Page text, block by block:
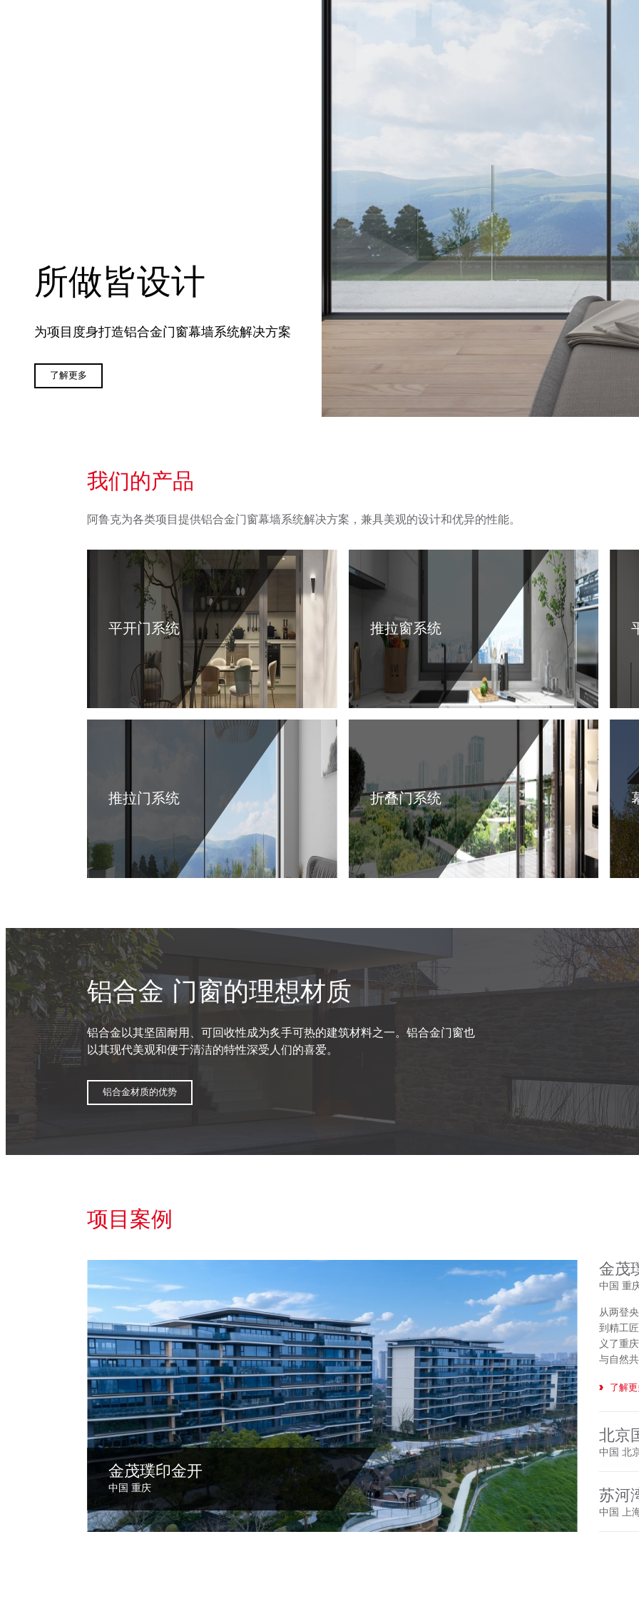
所做皆设计
为项目度身打造铝合金门窗幕墙系统解决方案
了解更多
我们的产品
阿鲁克为各类项目提供铝合金门窗幕墙系统解决方案，兼具美观的设计和优异的性能。
平开门系统 推拉窗系统
推拉门系统 折叠门系统
铝合金 门窗的理想材质
铝合金以其坚固耐用、可回收性成为炙手可热的建筑材料之一。铝合金门窗也
以其现代美观和便于清洁的特性深受人们的喜爱。
铝合金材质的优势
项目案例
金茂璞印金开
中国 重庆
金茂
中国 重
从两登
到精工
义了重
与自然
了解更
北京国际饭店
中国 北京
北京
中国 北
它不仅
设计师
苏河湾1号
中国 上海 苏河
中国 上